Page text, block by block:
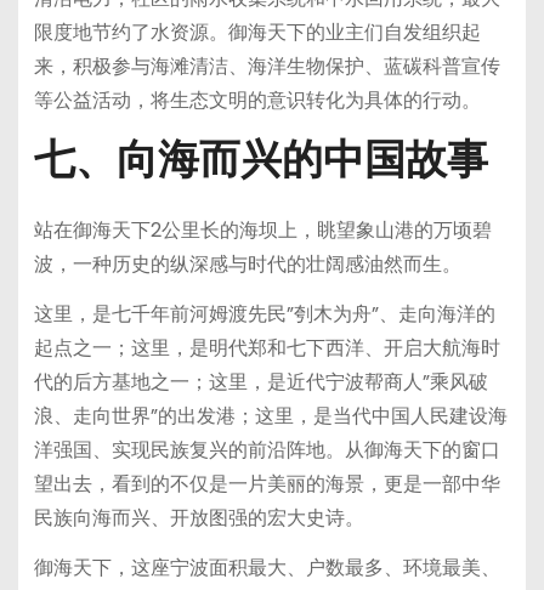
限度地节约了水资源。御海天下的业主们自发组织起
来，积极参与海滩清洁、海洋生物保护、蓝碳科普宣传
等公益活动，将生态文明的意识转化为具体的行动。
七、向海而兴的中国故事
站在御海天下2公里长的海坝上，眺望象山港的万顷碧
波，一种历史的纵深感与时代的壮阔感油然而生。
这里，是七千年前河姆渡先民”刳木为舟”、走向海洋的
起点之一；这里，是明代郑和七下西洋、开启大航海时
代的后方基地之一；这里，是近代宁波帮商人”乘风破
浪、走向世界”的出发港；这里，是当代中国人民建设海
洋强国、实现民族复兴的前沿阵地。从御海天下的窗口
望出去，看到的不仅是一片美丽的海景，更是一部中华
民族向海而兴、开放图强的宏大史诗。
御海天下，这座宁波面积最大、户数最多、环境最美、